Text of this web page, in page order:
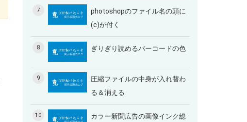
7
photoshopのファイル名の頭に
(c)が付く
8 ぎりぎり読めるバーコードの色
9
圧縮ファイルの中身が入れ替わ
る＆消える
10
カラー新聞広告の画像インク総